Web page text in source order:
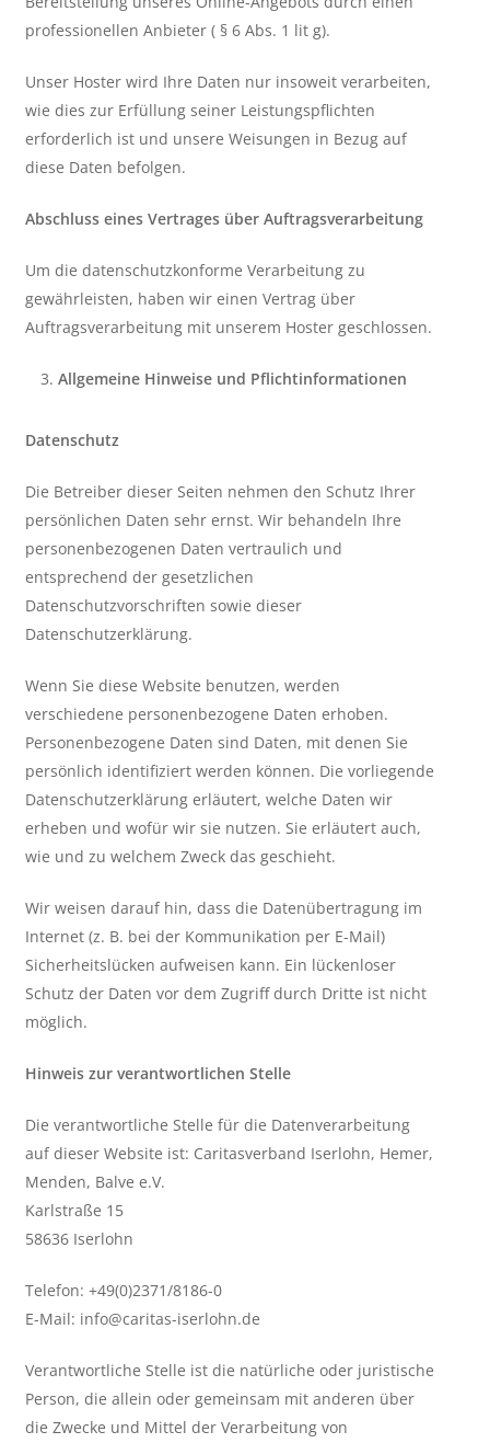
professionellen Anbieter ( § 6 Abs. 1 lit g).
Unser Hoster wird Ihre Daten nur insoweit verarbeiten,
wie dies zur Erfüllung seiner Leistungspflichten
erforderlich ist und unsere Weisungen in Bezug auf
diese Daten befolgen.
Abschluss eines Vertrages über Auftragsverarbeitung
Um die datenschutzkonforme Verarbeitung zu
gewährleisten, haben wir einen Vertrag über
Auftragsverarbeitung mit unserem Hoster geschlossen.
Allgemeine Hinweise und Pflichtinformationen
Datenschutz
Die Betreiber dieser Seiten nehmen den Schutz Ihrer
persönlichen Daten sehr ernst. Wir behandeln Ihre
personenbezogenen Daten vertraulich und
entsprechend der gesetzlichen
Datenschutzvorschriften sowie dieser
Datenschutzerklärung.
Wenn Sie diese Website benutzen, werden
verschiedene personenbezogene Daten erhoben.
Personenbezogene Daten sind Daten, mit denen Sie
persönlich identifiziert werden können. Die vorliegende
Datenschutzerklärung erläutert, welche Daten wir
erheben und wofür wir sie nutzen. Sie erläutert auch,
wie und zu welchem Zweck das geschieht.
Wir weisen darauf hin, dass die Datenübertragung im
Internet (z. B. bei der Kommunikation per E-Mail)
Sicherheitslücken aufweisen kann. Ein lückenloser
Schutz der Daten vor dem Zugriff durch Dritte ist nicht
möglich.
Hinweis zur verantwortlichen Stelle
Die verantwortliche Stelle für die Datenverarbeitung
auf dieser Website ist: Caritasverband Iserlohn, Hemer,
Menden, Balve e.V.
Karlstraße 15
58636 Iserlohn
Telefon: +49(0)2371/8186-0
E-Mail: info@caritas-iserlohn.de
Verantwortliche Stelle ist die natürliche oder juristische
Person, die allein oder gemeinsam mit anderen über
die Zwecke und Mittel der Verarbeitung von